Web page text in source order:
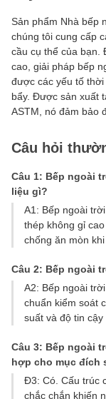
Sản phẩm Nhà bếp
chúng tôi cung cấp
cầu cụ thể của bạn.
cao, giải pháp bếp
được các yếu tố
bẩy. Được sản xuất
ASTM, nó đảm bảo
Câu hỏi
Câu 1: Bếp ngoài
liệu gì?
A1: Bếp ngoài
thép không gỉ
chống ăn mòn
Câu 2: Bếp ngoài
A2: Bếp ngoài
chuẩn kiểm soát
suất và độ tin cậy
Câu 3: Bếp ngoài
hợp cho mục đích
Đ3: Có. Cấu trúc
chắc chắn khiến